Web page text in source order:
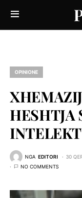
OPINIONE
HESHTJA
NGA EDITORI 30
NO COMMENTS